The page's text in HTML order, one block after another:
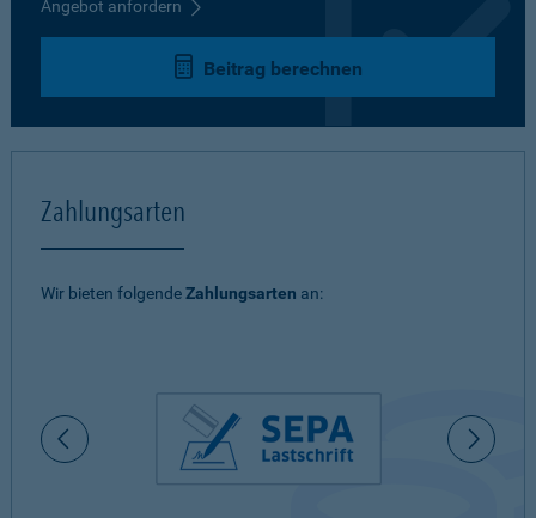
Angebot anfordern
Beitrag berechnen
Zahlungsarten
Wir bieten folgendeZahlungsarten an: